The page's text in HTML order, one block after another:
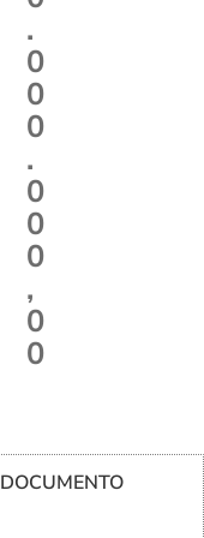
.
0
0
0
.
0
0
0
,
0
0
DOCUMENTO